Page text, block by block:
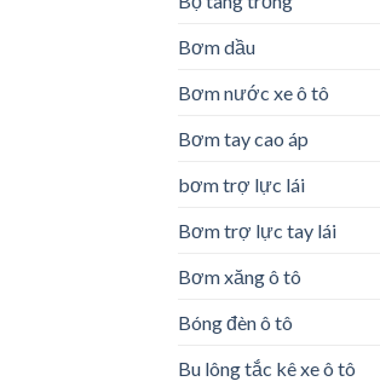
Bơm dầu
Bơm nước xe ô tô
Bơm tay cao áp
bơm trợ lực lái
Bơm trợ lực tay lái
Bơm xăng ô tô
Bóng đèn ô tô
Bu lông tắc kê xe ô tô